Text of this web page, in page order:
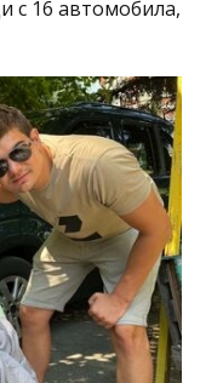
с 16 автомобила,